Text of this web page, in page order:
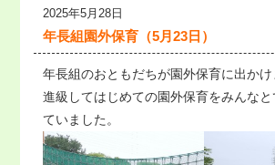
2025年5月28日
年長組園外保育（5月23日）
年長組のおともだちが園外保育に出かけ
進級してはじめての園外保育をみんな
ていました。